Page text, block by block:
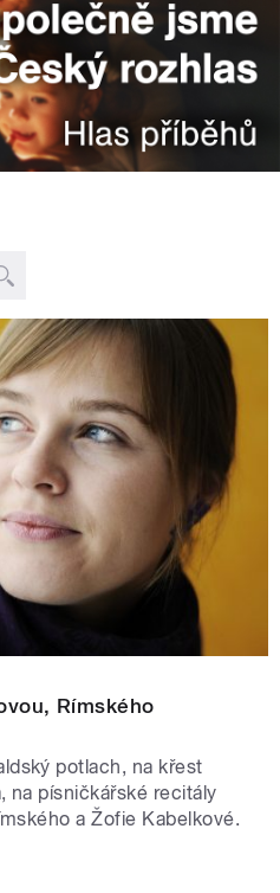
Rímského
potlach, na křest
na písničkářské recitály
a Žofie Kabelkové.